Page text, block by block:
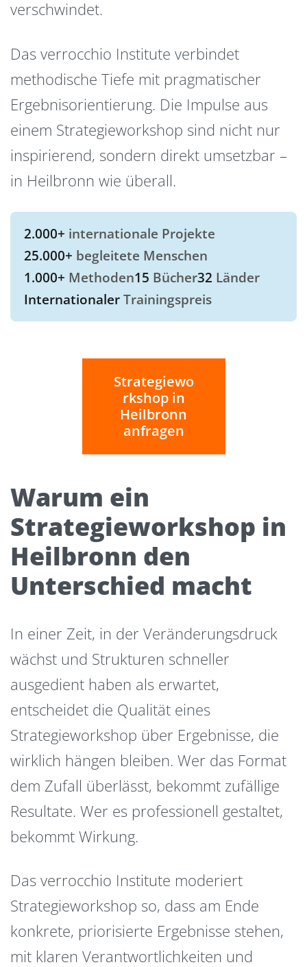
verschwindet.
Das verrocchio Institute verbindet
methodische Tiefe mit pragmatischer
Ergebnisorientierung. Die Impulse aus
einem Strategieworkshop sind nicht nur
inspirierend, sondern direkt umsetzbar –
in Heilbronn wie überall.
2.000+ internationale Projekte
25.000+ begleitete Menschen
1.000+ Methoden15 Bücher32 Länder
InternationalerTrainingspreis
Strategiewo
rkshop in
Heilbronn
anfragen
Warum ein
Strategieworkshop in
Heilbronn den
Unterschied macht
In einer Zeit, in der Veränderungsdruck
wächst und Strukturen schneller
ausgedient haben als erwartet,
entscheidet die Qualität eines
Strategieworkshop über Ergebnisse, die
wirklich hängen bleiben. Wer das Format
dem Zufall überlässt, bekommt zufällige
Resultate. Wer es professionell gestaltet,
bekommt Wirkung.
Das verrocchio Institute moderiert
Strategieworkshop so, dass am Ende
konkrete, priorisierte Ergebnisse stehen,
mit klaren Verantwortlichkeiten und